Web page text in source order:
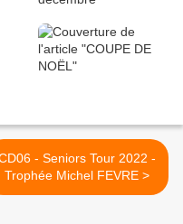
- Seniors Tour 2022 -
Trophée Michel FEVRE >